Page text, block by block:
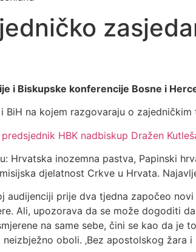
i Biskupske konferencije Bosne i
na kojem razgovaraju o
predsjednik HBK nadbiskup Dražen
Hrvatska inozemna pastva, Papinski
djelatnost Crkve u Hrvata.
audijenciji prije dva tjedna započeo
Ali, upozorava da se može dogoditi
na same sebe, čini se kao da
oboli. ‚Bez apostolskog